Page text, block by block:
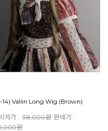
14) Vallin Long Wig (Brown)
자가 : 38,000원 판매가 :
원